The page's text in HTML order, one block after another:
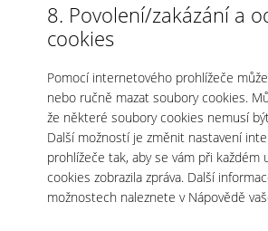
8. Povolení/zakázání a
cookies
Pomocí internetového prohlížeče
nebo ručně mazat soubory cookies.
že některé soubory cookies nemusí
Další možností je změnit nastavení
prohlížeče tak, aby se vám při každém
cookies zobrazila zpráva. Další
možnostech naleznete v Nápovědě